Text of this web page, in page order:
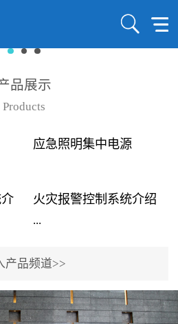
品展示
Products
应急照明集中电源
火灾报警控制系统介绍
...
用了具有仲裁机制和冗余
校验的总线传输技术、线
产品频道>>